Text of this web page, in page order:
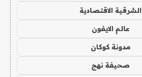
الشرقية الاقتصادية
عالم الايفون
مدونة كوكان
صحيفة نهج